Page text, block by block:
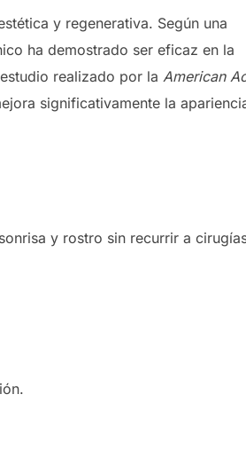
y regenerativa. Según una
ha demostrado ser eficaz en la
realizado por la American
significativamente la
y rostro sin recurrir a